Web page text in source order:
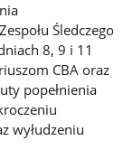
Śledczego
8, 9 i 11
CBA oraz
popełnienia
wyłudzeniu